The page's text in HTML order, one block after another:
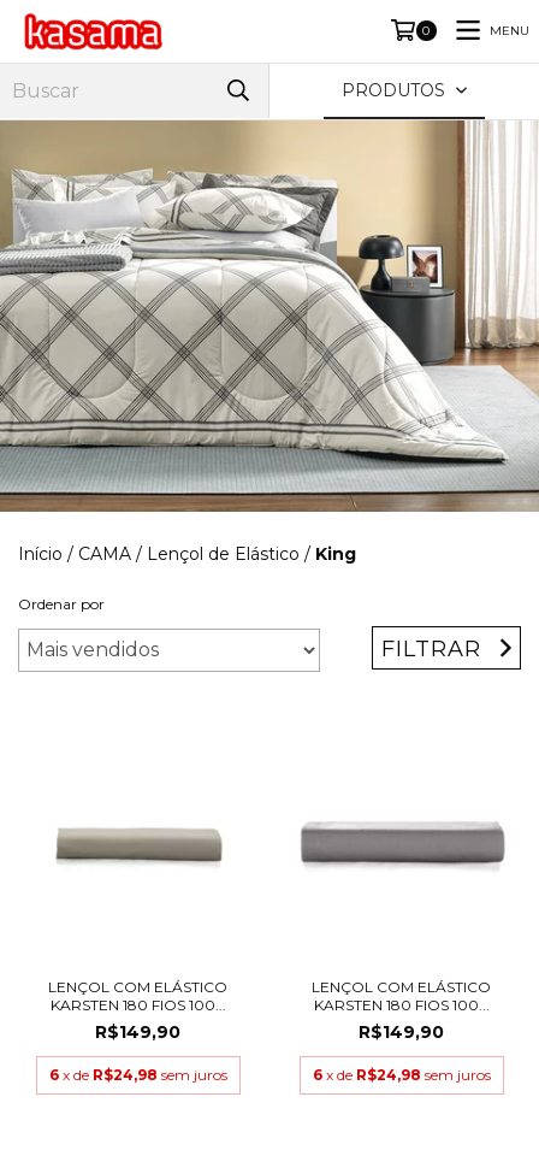
0 MENU
PRODUTOS
Início / CAMA / Lençol de Elástico / King
Ordenar por
FILTRAR
LENÇOL COM ELÁSTICO
KARSTEN 180 FIOS 100...
R$149,90
6 x de R$24,98 sem juros
LENÇOL COM ELÁSTICO
KARSTEN 180 FIOS 100...
R$149,90
6 x de R$24,98 sem juros